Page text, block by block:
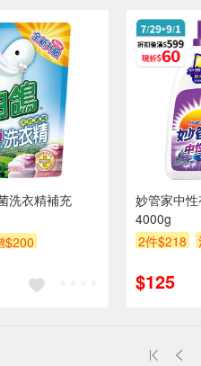
洗衣精補充
$200
妙管家中
4000g
2件$218
$125